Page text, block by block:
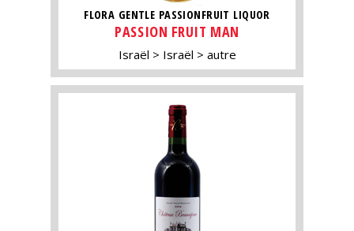
FLORA GENTLE PASSIONFRUIT LIQUOR
PASSION FRUIT MAN
Israël Israël autre